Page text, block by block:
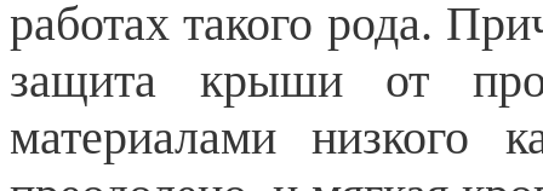
работах такого рода.
защита крыши от
материалами низкого